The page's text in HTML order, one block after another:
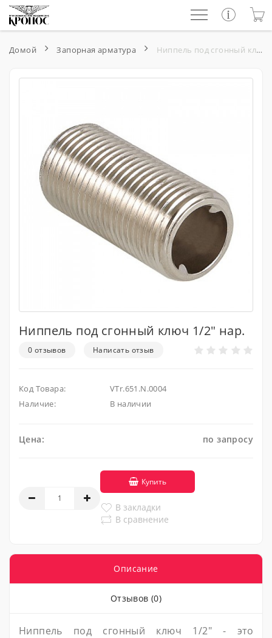
Домой Запорная арматура Ниппель под сгонный ключ 1/2" нар.
Ниппель под сгонный ключ 1/2" нар.
0 отзывов Написать отзыв
Код Товара:
VTr.651.N.0004
Наличие:
В наличии
Цена: по запросу
Купить
В закладки
В сравнение
Описание
Отзывов (0)
Ниппель под сгонный ключ 1/2" - это